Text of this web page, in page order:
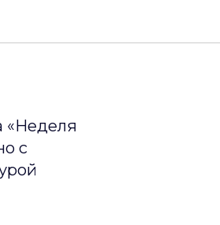
«Неделя
с